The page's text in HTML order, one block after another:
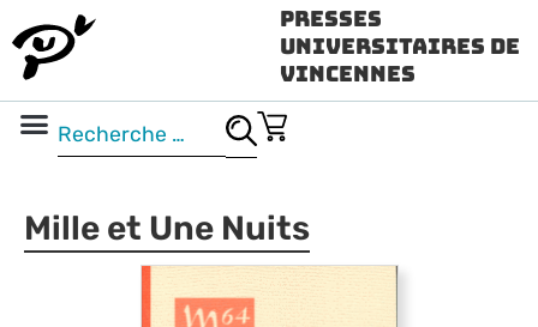
Presses
Universitaires de
Vincennes
Mille et Une Nuits